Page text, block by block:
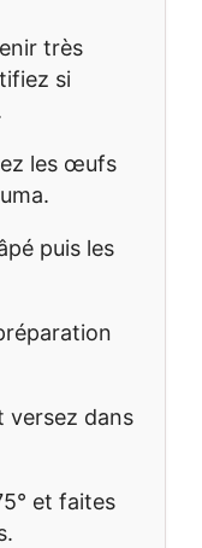
très
si
les œufs
puis les
versez dans
et faites